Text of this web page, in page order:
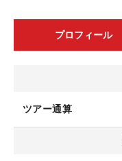
プロフィール
ツアー通算